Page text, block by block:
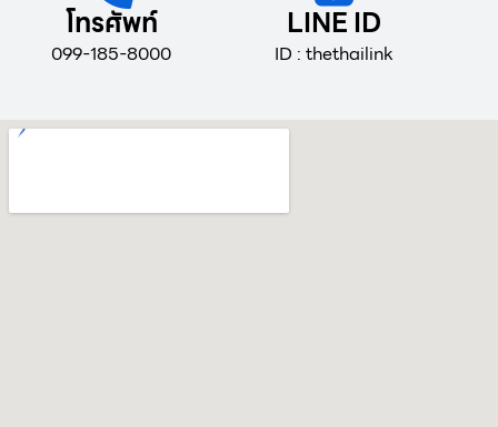
โทรศัพท์
099-185-8000
LINE ID
ID : thethailink